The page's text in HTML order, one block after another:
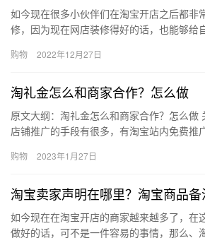
如今现在很多小伙伴们在淘宝开店之后都非
修，因为现在网店装修得好的话，也能够给
修一般多…
购物 2022年12月27日
淘礼金怎么和商家合作？怎么做
原文大纲：淘礼金怎么和商家合作？怎么做
店铺推广的手段有很多，有淘宝站内免费推
作？怎…
购物 2023年1月27日
淘宝卖家声明在哪里？淘宝商品
如今现在在淘宝开店的商家越来越多了，在
做好的话，可不是一件容易的事情，那么、